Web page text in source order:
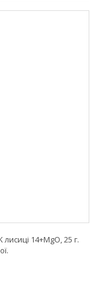
14+MgO, 25 г.